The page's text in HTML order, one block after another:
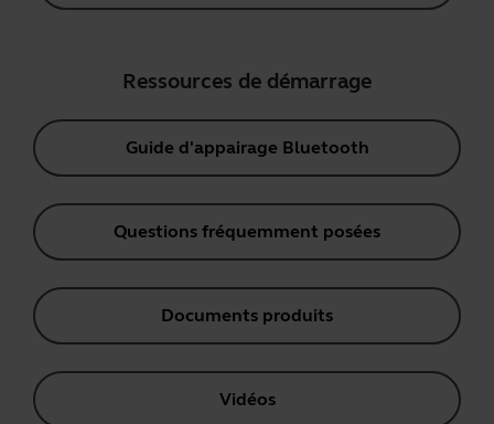
Ressources de démarrage
Guide d'appairage Bluetooth
Questions fréquemment posées
Documents produits
Vidéos